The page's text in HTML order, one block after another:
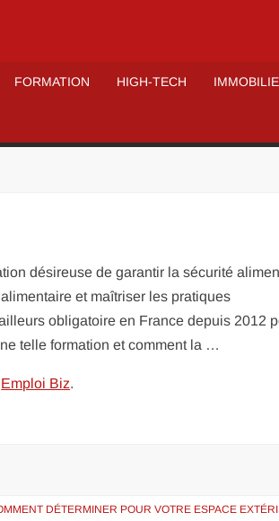
FORMATION HIGH-TECH
désireuse de garantir la sécurité
et maîtriser les pratiques
obligatoire en France depuis 2012
telle formation et comment la …
Emploi Biz.
DÉTERMINER POUR VOTRE ESPACE